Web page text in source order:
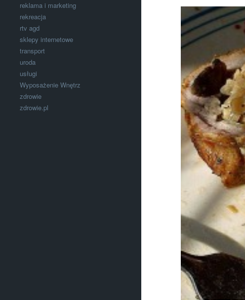
reklama i marketing
rekreacja
rtv agd
sklepy internetowe
transport
uroda
usługi
Wyposażenie Wnętrz
zdrowie
zdrowie.pl